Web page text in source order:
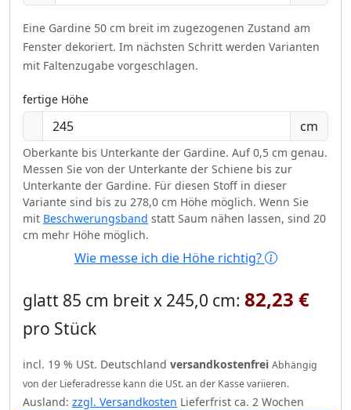
Eine Gardine 50 cm breit im zugezogenen Zustand am
Fenster dekoriert. Im nächsten Schritt werden Varianten
mit Faltenzugabe vorgeschlagen.
fertige Höhe
cm
Oberkante bis Unterkante der Gardine. Auf 0,5 cm genau.
Messen Sie von der Unterkante der Schiene bis zur
Unterkante der Gardine. Für diesen Stoff in dieser
Variante sind bis zu 278,0 cm Höhe möglich. Wenn Sie
mit Beschwerungsband statt Saum nähen lassen, sind 20
cm mehr Höhe möglich.
Wie messe ich die Höhe richtig?
glatt 85 cm breit x 245,0 cm: 82,23 €
pro Stück
incl. 19 % USt. Deutschland versandkostenfrei Abhängig
von der Lieferadresse kann die USt. an der Kasse variieren.
Ausland: zzgl. Versandkosten Lieferfrist ca. 2 Wochen